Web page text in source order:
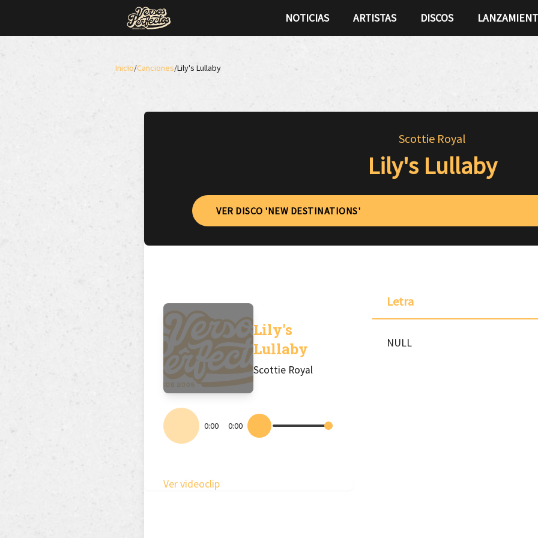
NOTICIAS ARTISTAS DISCOS
Inicio/Canciones/Lily's Lullaby
Scottie Royal
Lily's Lullaby
VER DISCO 'NEW DESTINATIONS'
Lily's
Lullaby
Scottie Royal
0:00 0:00
Ver videoclip
Letra
NULL